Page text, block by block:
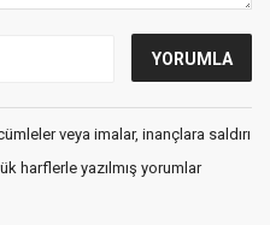
veya imalar, inançlara saldırı
harflerle yazılmış yorumlar